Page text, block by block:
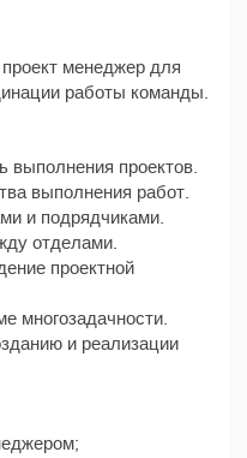
менеджер для
работы команды.
выполнения проектов.
выполнения работ.
и подрядчиками.
отделами.
проектной
многозадачности.
и реализации